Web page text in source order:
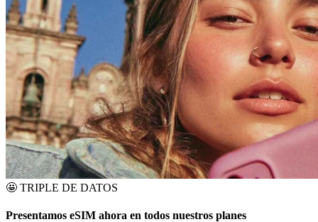
🤩 TRIPLE DE DATOS
Presentamos eSIM ahora en todos nuestros planes